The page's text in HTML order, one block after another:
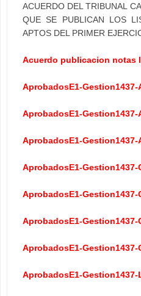
ACUERDO DEL TRIBUNAL
QUE SE PUBLICAN LOS
APTOS DEL PRIMER
Acuerdo publicacion notas
AprobadosE1-
AprobadosE1-
AprobadosE1-
AprobadosE1-Gestion1437-
AprobadosE1-Gestion1437-
AprobadosE1-
AprobadosE1-Gestion1437-
AprobadosE1-Gestion1437-